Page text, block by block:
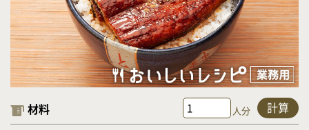
材料 人分 計算